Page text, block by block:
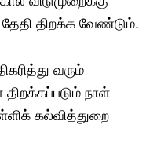
திறக்க வேண்டும்.
வரும்
நாள்
கல்வித்துறை